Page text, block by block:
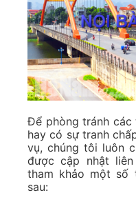
5. Xem đồng hồ km
trước
Nếu chưa thương
định trả tiền theo
km thì bạn nhất
tục, tránh có sự
gì đó không đúng,
vụ ngay lập tức.
6. Giải quyết các sự cố
Bạn nên luôn
sàng trước những
đáng chú ý là bạn